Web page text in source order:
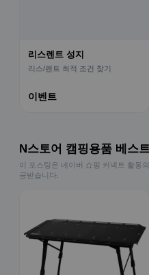
리스렌트 성지
리스/렌트 최적 조건 찾기
이벤트
N스토어 캠핑용품 베스
이 포스팅은 네이버 쇼핑 커넥트 활동
공받습니다.